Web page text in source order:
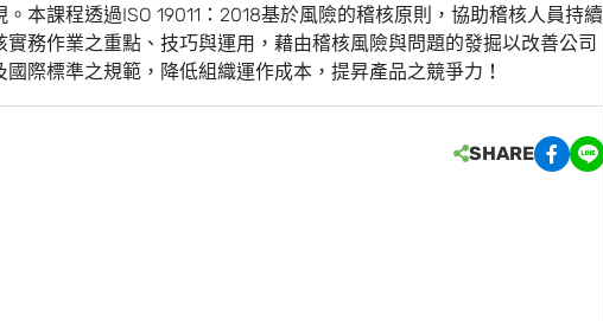
本課程透過ISO 19011：2018基於風險的稽核原則，協助稽核人員持續
務作業之重點、技巧與運用，藉由稽核風險與問題的發掘以改善公司
際標準之規範，降低組織運作成本，提昇產品之競爭力！
SHARE